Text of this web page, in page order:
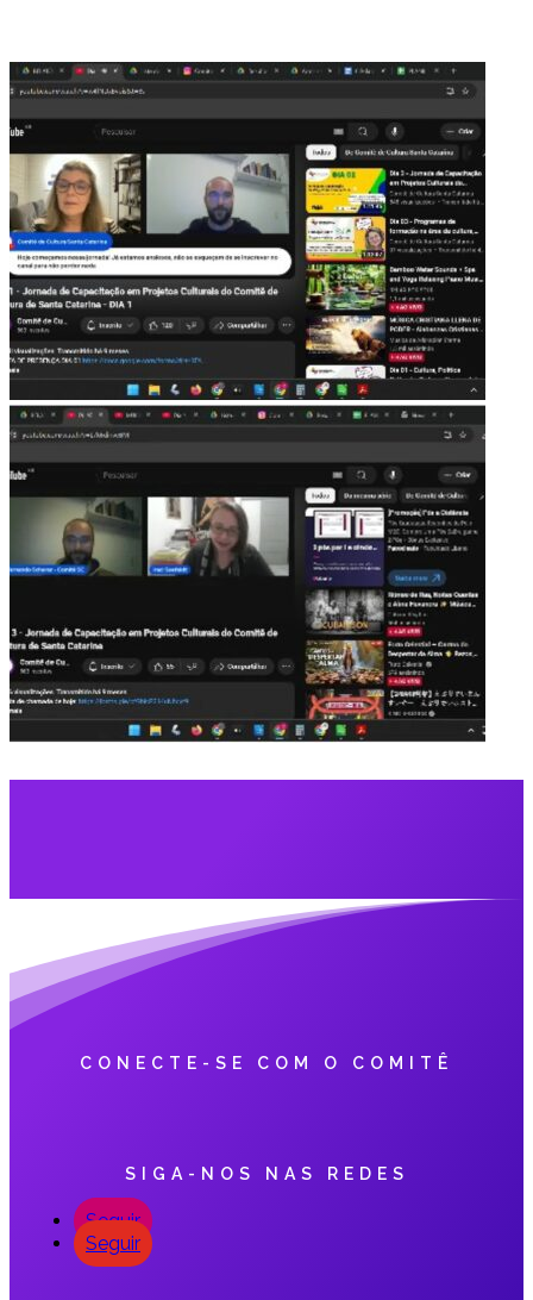
CONECTE-SE COM O COMITÊ
SIGA-NOS NAS REDES
Seguir
Seguir